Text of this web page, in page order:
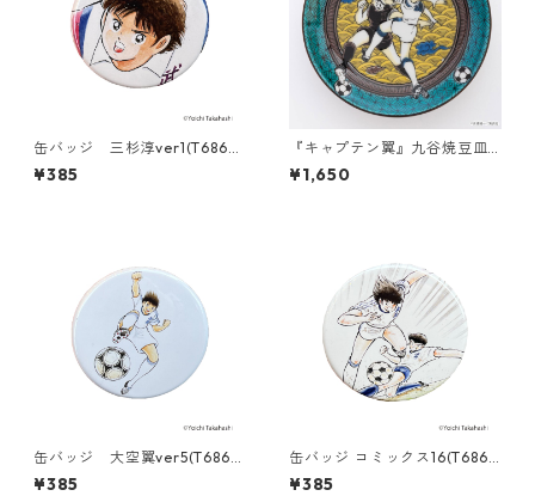
缶バッジ 三杉淳ver1(T686-
045)
¥385
『キャプテン翼』九谷焼豆皿
[吉田屋画風]
¥1,650
缶バッジ 大空翼ver5(T686-
045)
¥385
缶バッジ コミックス16(T686-
045)
¥385